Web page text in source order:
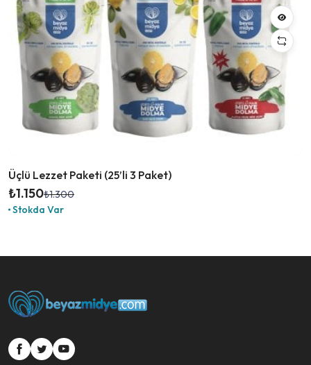
Üçlü Lezzet Paketi (25’li 3 Paket)
₺1.300
Orijinal
fiyat:
₺1.150
Şu
andaki
Stokda Var
si
si
si